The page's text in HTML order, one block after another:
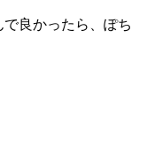
良かったら、ぽち